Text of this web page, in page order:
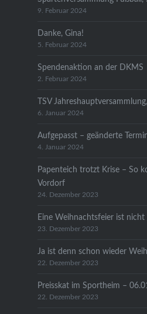
9. Februar 2024
Danke, Gina!
5. Februar 2024
Spendenaktion an der DKMS
2. Februar 2024
TSV
6. Januar 2024
Aufgepasst – geänderte
4. Januar 2024
Papenteich trotzt Krise – So
Vordorf
24. Dezember 2023
Eine Weihnachtsfeier ist
23. Dezember 2023
Ja ist denn schon wieder
22. Dezember 2023
Preisskat im Sportheim –
22. Dezember 2023